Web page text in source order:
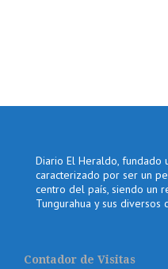
Diario El Heraldo, fundado
caracterizado por ser un
centro del país, siendo un
Tungurahua y sus diversos
Contador de Visitas